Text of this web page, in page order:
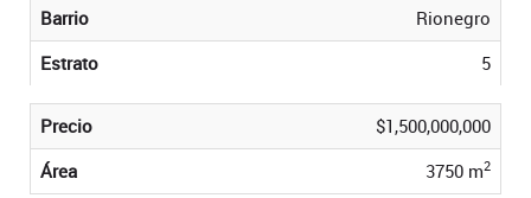
Barrio
Rionegro
Estrato
5
Precio
$1,500,000,000
Área
3750 m2